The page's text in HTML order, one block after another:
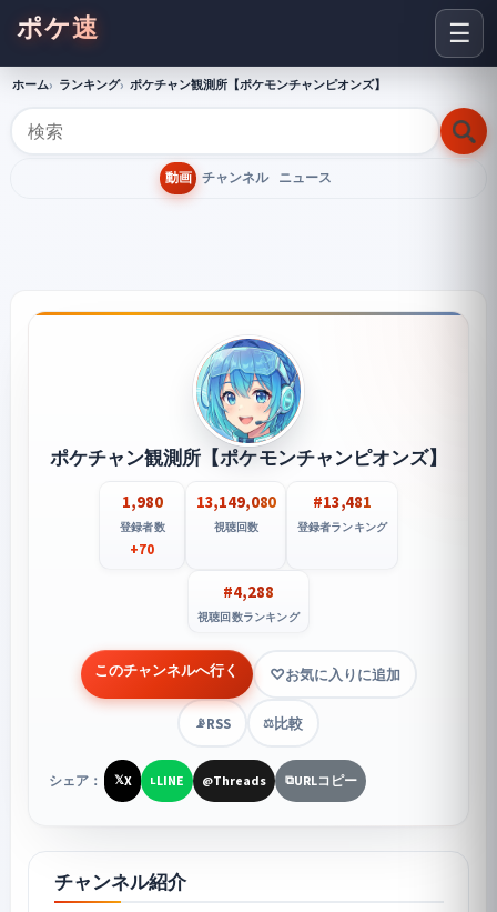
☰
ポケ速
ホーム ランキング ポケチャン観測所【ポケモンチャンピオンズ】
動画 チャンネル ニュース
ポケチャン観測所【ポケモンチャンピオンズ】
1,980
登録者数
+70
13,149,080
視聴回数
#13,481
登録者ランキング
#4,288
視聴回数ランキング
このチャンネルへ行く お気に入りに追加
📡RSS ⚖️比較
シェア： 𝕏X LLINE @Threads ⧉URLコピー
チャンネル紹介